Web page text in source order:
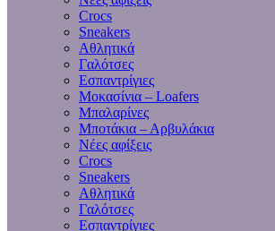
Crocs
Sneakers
Αθλητικά
Γαλότσες
Εσπαντρίγιες
Μοκασίνια – Loafers
Μπαλαρίνες
Μποτάκια – Αρβυλάκια
Νέες αφίξεις
Crocs
Sneakers
Αθλητικά
Γαλότσες
Εσπαντρίγιες